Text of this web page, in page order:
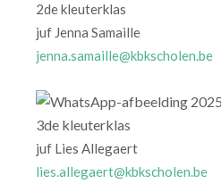
2de kleuterklas
juf Jenna Samaille
jenna.samaille@kbkscholen.be
3de kleuterklas
juf Lies Allegaert
lies.allegaert@kbkscholen.be